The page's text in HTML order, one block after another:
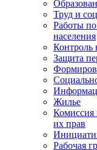
Труд и
Работы
населения
Контроль
Защита
Жилье
Комиссия
их прав
Рабочая